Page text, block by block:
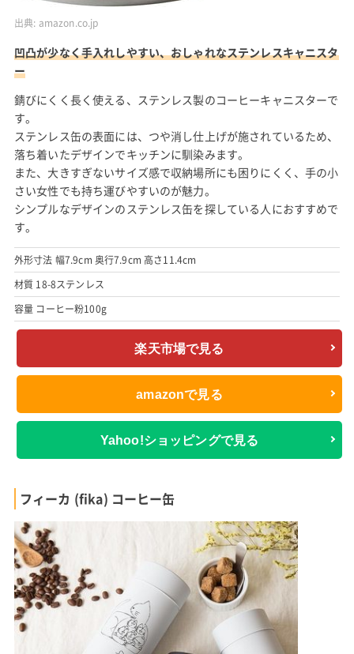
出典: amazon.co.jp
凹凸が少なく手入れしやすい、おしゃれなステンレスキャニスタ
ー
錆びにくく長く使える、ステンレス製のコーヒーキャニスターで
す。
ステンレス缶の表面には、つや消し仕上げが施されているため、
落ち着いたデザインでキッチンに馴染みます。
また、大きすぎないサイズ感で収納場所にも困りにくく、手の小
さい女性でも持ち運びやすいのが魅力。
シンプルなデザインのステンレス缶を探している人におすすめで
す。
外形寸法 幅7.9cm 奥行7.9cm 高さ11.4cm
材質 18-8ステンレス
容量 コーヒー粉100g
楽天市場で見る
amazonで見る
Yahoo!ショッピングで見る
フィーカ (fika) コーヒー缶